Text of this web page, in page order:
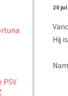
20
Hij is